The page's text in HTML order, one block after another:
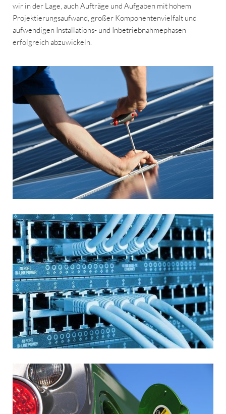
wir in der Lage, auch Aufträge und Aufgaben mit hohem
Projektierungsaufwand, großer Komponentenvielfalt und
aufwendigen Installations- und Inbetriebnahmephasen
erfolgreich abzuwickeln.